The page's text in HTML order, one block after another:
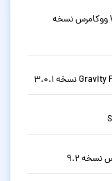
قالب فروشگاهی چندمنظوره وودمارت WoodMart ووکامرس نسخه